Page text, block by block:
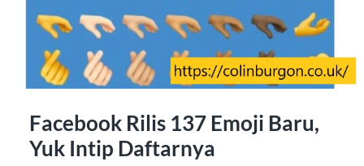
Facebook Rilis 137 Emoji Baru,
Yuk Intip Daftarnya